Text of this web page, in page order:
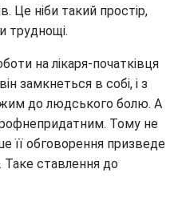
Це ніби такий простір,
труднощі.
на лікаря-початківця
замкнеться в собі, і з
до людського болю. А
Тому не
її обговорення призведе
Таке ставлення до